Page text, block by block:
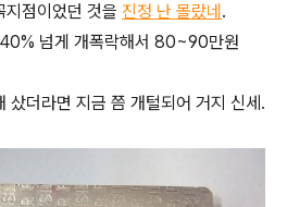
지점이었던 것을 진정 난 몰랐네 .
넘게 개폭락해서 80~90만원
샀더라면 지금 쯤 개털되어 거지 신세.